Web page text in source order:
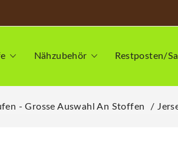
Nähzubehör Restposten/
- Grosse Auswahl An Stoffen